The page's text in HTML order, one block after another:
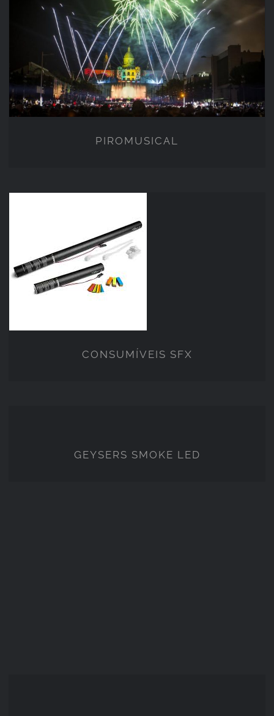
PIROMUSICAL
PIROMUSICAL
CONSUMÍVEIS SFX
CONSUMÍVEIS SFX
GEYSERS SMOKE LED